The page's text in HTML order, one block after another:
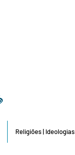
Religiões | Ideologias